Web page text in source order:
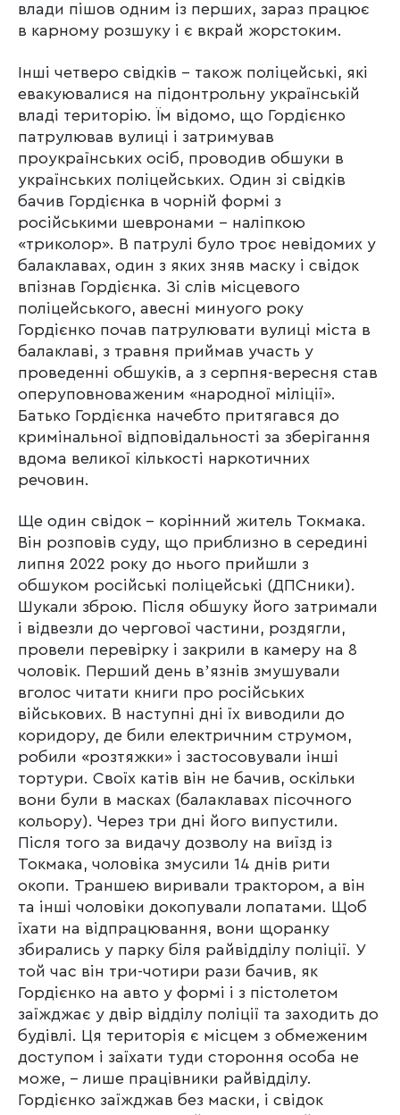
влади пішов одним із перших, зараз працює
в карному розшуку і є вкрай жорстоким.
Інші четверо свідків – також поліцейські, які
евакуювалися на підонтрольну українській
владі територію. Їм відомо, що Гордієнко
патрулював вулиці і затримував
проукраїнських осіб, проводив обшуки в
українських поліцейських. Один зі свідків
бачив Гордієнка в чорній формі з
російськими шевронами – наліпкою
«триколор». В патрулі було троє невідомих у
балаклавах, один з яких зняв маску і свідок
впізнав Гордієнка. Зі слів місцевого
поліцейського, авесні минуого року
Гордієнко почав патрулювати вулиці міста в
балаклаві, з травня приймав участь у
проведенні обшуків, а з серпня-вересня став
оперуповноваженим «народної міліції».
Батько Гордієнка начебто притягався до
кримінальної відповідальності за зберігання
вдома великої кількості наркотичних
речовин.
Ще один свідок – корінний житель Токмака.
Він розповів суду, що приблизно в середині
липня 2022 року до нього прийшли з
обшуком російські поліцейські (ДПСники).
Шукали зброю. Після обшуку його затримали
і відвезли до чергової частини, роздягли,
провели перевірку і закрили в камеру на 8
чоловік. Перший день вʼязнів змушували
вголос читати книги про російських
військових. В наступні дні їх виводили до
коридору, де били електричним струмом,
робили «розтяжки» і застосовували інші
тортури. Своїх катів він не бачив, оскільки
вони були в масках (балаклавах пісочного
кольору). Через три дні його випустили.
Після того за видачу дозволу на виїзд із
Токмака, чоловіка змусили 14 днів рити
окопи. Траншею виривали трактором, а він
та інші чоловіки докопували лопатами. Щоб
їхати на відпрацювання, вони щоранку
збирались у парку біля райвідділу поліції. У
той час він три-чотири рази бачив, як
Гордієнко на авто у формі і з пістолетом
заїжджає у двір відділу поліції та заходить до
будівлі. Ця територія є місцем з обмеженим
доступом і заїхати туди стороння особа не
може, – лише працівники райвідділу.
Гордієнко заїжджав без маски, і свідок